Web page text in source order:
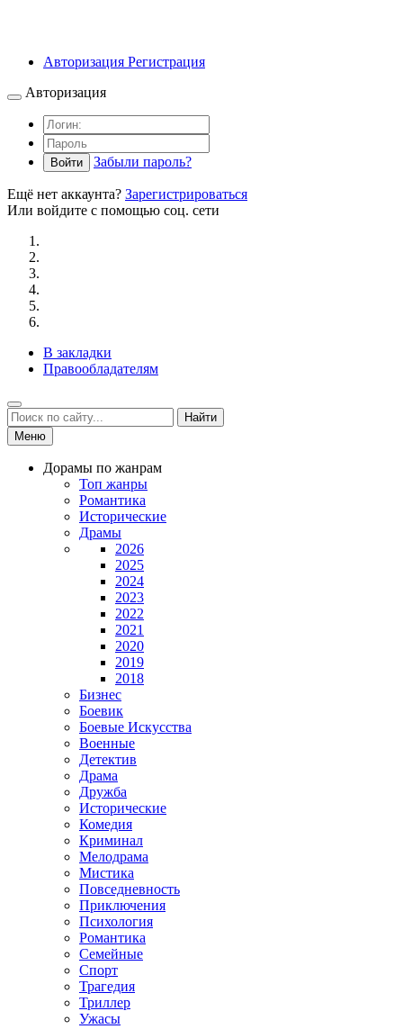
Авторизация Регистрация
Авторизация
Войти Забыли пароль?
Ещё нет аккаунта? Зарегистрироваться
Или войдите с помощью соц. сети
В закладки
Правообладателям
Найти
Меню
Дорамы по жанрам
Топ жанры
Романтика
Исторические
Драмы
2026
2025
2024
2023
2022
2021
2020
2019
2018
Бизнес
Боевик
Боевые Искусства
Военные
Детектив
Драма
Дружба
Исторические
Комедия
Криминал
Мелодрама
Мистика
Повседневность
Приключения
Психология
Романтика
Семейные
Спорт
Трагедия
Триллер
Ужасы